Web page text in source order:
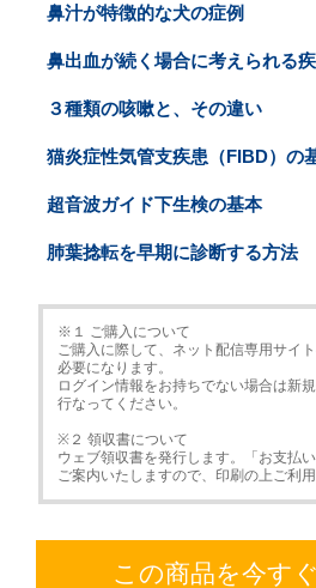
鼻汁が特徴的な犬の症例
鼻出血が続く場合に考えられる
３種類の咳嗽と、その違い
猫炎症性気管支疾患（FIBD）の
超音波ガイド下生検の基本
肺葉捻転を早期に診断する方法
※１ ご購入について
ご購入に際して、ネット配信専用サイ
必要になります。
ログイン情報をお持ちでない場合は新
行なってください。
※２ 領収書について
ウェブ領収書を発行します。「お支払
ご案内いたしますので、印刷の上ご利用
この商品を今す